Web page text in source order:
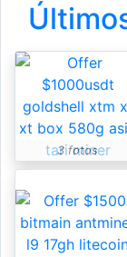
3 fotos